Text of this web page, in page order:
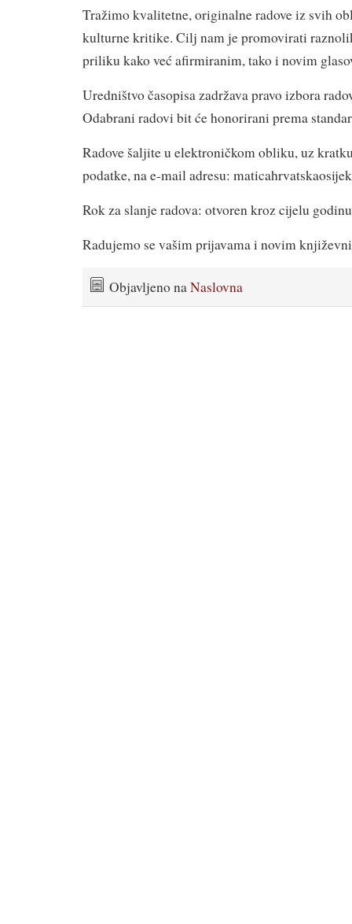
Tražimo kvalitetne, originalne radove iz svih
kulturne kritike. Cilj nam je promovirati
priliku kako već afirmiranim, tako i novim
Uredništvo časopisa zadržava pravo izbora
Odabrani radovi bit će honorirani prema
Radove šaljite u elektroničkom obliku, uz
podatke, na e-mail adresu:
Rok za slanje radova: otvoren kroz cijelu
Radujemo se vašim prijavama i novim
Objavljeno naNaslovna